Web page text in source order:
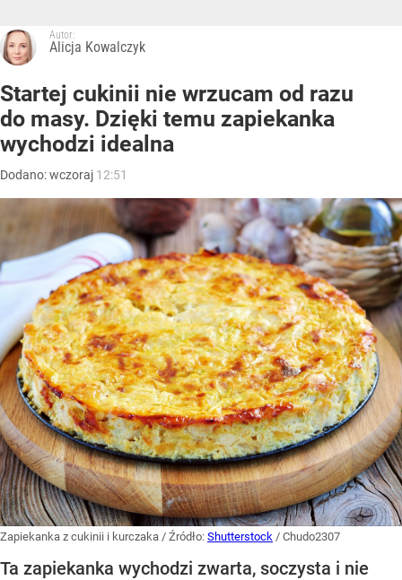
Autor:
Alicja Kowalczyk
Startej cukinii nie wrzucam od razu
do masy. Dzięki temu zapiekanka
wychodzi idealna
Dodano:wczoraj 12:51
Zapiekanka z cukinii i kurczaka / Źródło: Shutterstock / Chudo2307
Ta zapiekanka wychodzi zwarta, soczysta i nie